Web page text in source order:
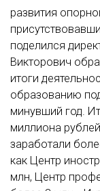
развития
поделился
Викторович
итоги
образованию
минувший год.
миллиона
заработали
как Центр
млн, Центр